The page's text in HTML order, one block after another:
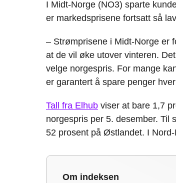
I Midt-Norge (NO3) sparte
er markedsprisene fortsatt så
– Strømprisene i Midt-Norge er
at de vil øke utover vinteren.
velge norgespris. For mange
er garantert å spare penger
Tall fra Elhub viser at bare 1,7
norgespris per 5. desember. Til
52 prosent på Østlandet. I
Om indeksen